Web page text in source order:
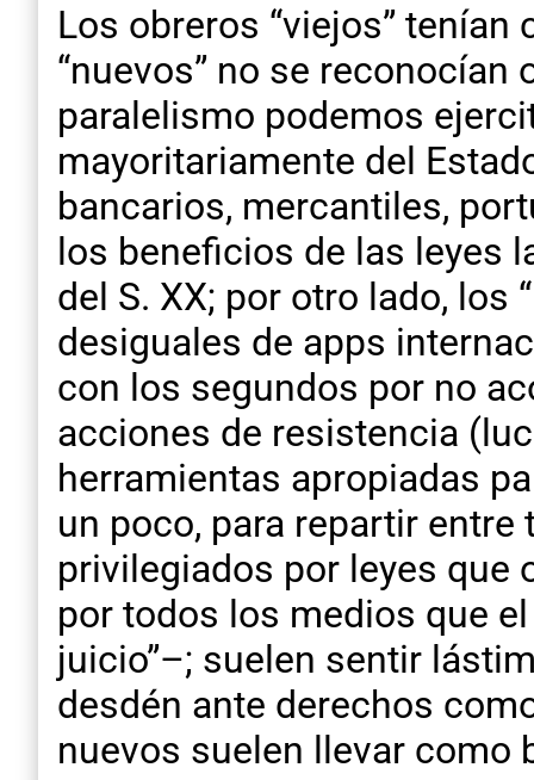
Los obreros “viejos”
“nuevos” no se
paralelismo podemos
mayoritariamente del
bancarios, mercantiles,
los beneficios de las leyes
del S. XX; por otro lado,
desiguales de apps
con los segundos por no
acciones de resistencia
herramientas apropiadas
un poco, para repartir
privilegiados por leyes
por todos los medios que
juicio”–; suelen sentir
desdén ante derechos
nuevos suelen llevar como